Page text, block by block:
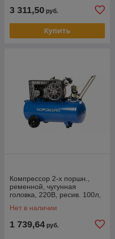
3 311,50 руб.
Купить
Компрессор 2-х поршн.,
ременной, чугунная
головка, 220В, ресив. 100л,
NCE100/360
Нет в наличии
1 739,64 руб.